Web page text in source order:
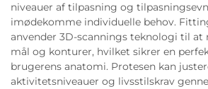
niveauer af tilpasning og
imødekomme individuelle behov.
anvender 3D-scannings teknologi til
mål og konturer, hvilket sikrer en
brugerens anatomi. Protesen kan
aktivitetsniveauer og livsstilskrav